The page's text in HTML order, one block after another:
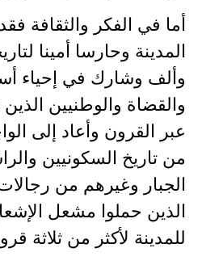
أما في الفكر والثقافة
المدينة وحارسا أمينا
وألف وشارك في إحياء
والقضاة والوطنيين
عبر القرون وأعاد إلى
من تاريخ السكونيين
الجبار وغيرهم من
الذين حملوا مشعل
للمدينة لأكثر من ثلاثة